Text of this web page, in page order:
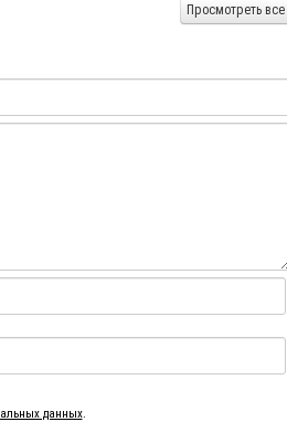
Просмотреть все
данных.